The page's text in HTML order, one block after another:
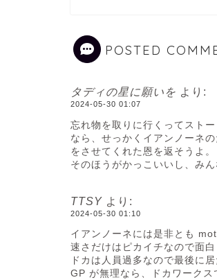
POSTED
タディの星に願いを より:
2024-05-30 01:07
忘れ物を取りに行くってスト
なら、せっかくイアンノーネ
をさせてくれた恩を返そうよ。
そのほうがかっこいいし、み
TTSY より:
2024-05-30 01:10
イアンノーネには是非とも
速さだけはピカイチなので面白
ドカは人員過多なので最後に
GP が無理なら、ドカワークス